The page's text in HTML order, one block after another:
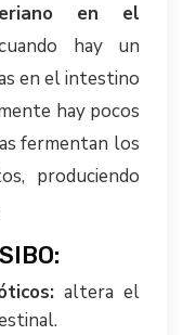
en el
hay un
en el intestino
hay pocos
fermentan los
produciendo
altera el